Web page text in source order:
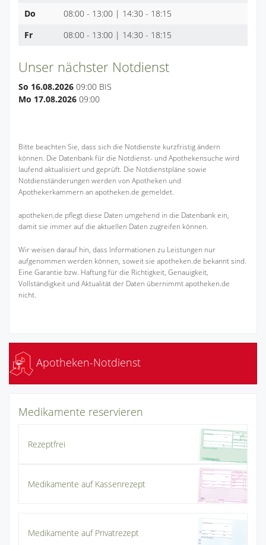
Do
08:00 - 13:00 | 14:30 - 18:15
Fr
08:00 - 13:00 | 14:30 - 18:15
Unser nächster Notdienst
So 16.08.2026 09:00 BIS
Mo 17.08.2026 09:00
Bitte beachten Sie, dass sich die Notdienste kurzfristig ändern
können. Die Datenbank für die Notdienst- und Apothekensuche wird
laufend aktualisiert und geprüft. Die Notdienstpläne sowie
Notdienständerungen werden von Apotheken und
Apothekerkammern an apotheken.de gemeldet.
apotheken.de pflegt diese Daten umgehend in die Datenbank ein,
damit sie immer auf die aktuellen Daten zugreifen können.
Wir weisen darauf hin, dass Informationen zu Leistungen nur
aufgenommen werden können, soweit sie apotheken.de bekannt sind.
Eine Garantie bzw. Haftung für die Richtigkeit, Genauigkeit,
Vollständigkeit und Aktualität der Daten übernimmt apotheken.de
nicht.
Apotheken-Notdienst
Medikamente reservieren
Rezeptfrei
Medikamente auf Kassenrezept
Medikamente auf Privatrezept